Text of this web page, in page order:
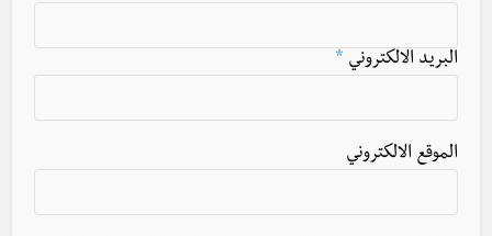
البريد الالكتروني *
الموقع الالكتروني